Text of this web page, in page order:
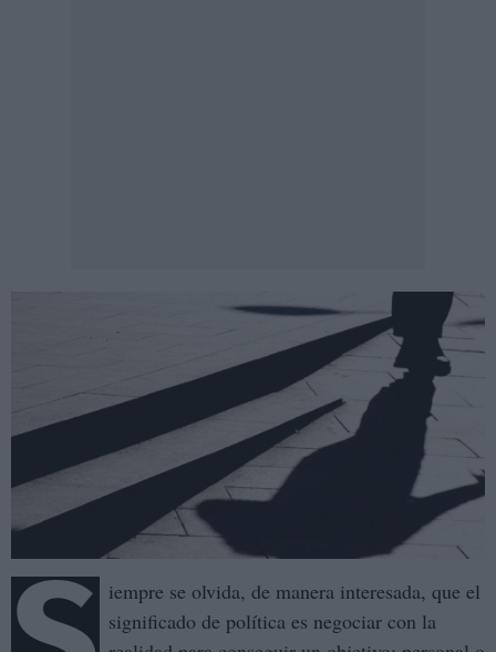
iempre se olvida, de manera interesada, que el
significado de política es negociar con la